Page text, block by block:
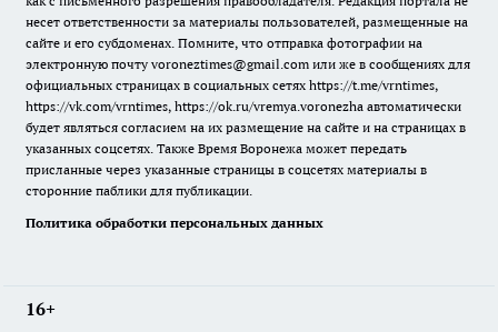
несет ответственности за материалы пользователей, размещенные на
сайте и его субдоменах. Помните, что отправка фотографии на
электронную почту voroneztimes@gmail.com или же в сообщениях для
официальных страницах в социальных сетях https://t.me/vrntimes,
https://vk.com/vrntimes, https://ok.ru/vremya.voronezha автоматически
будет являться согласием на их размещение на сайте и на страницах в
указанных соцсетях. Также Время Воронежа может передать
присланные через указанные страницы в соцсетях материалы в
сторонние паблики для публикации.
Политика обработки персональных данных
16+